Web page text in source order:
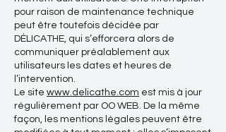
pour raison de maintenance technique
peut être toutefois décidée par
DÉLICATHE, qui s’efforcera alors de
communiquer préalablement aux
utilisateurs les dates et heures de
l’intervention.
Le site www.delicathe.com est mis à jour
régulièrement par OO WEB. De la même
façon, les mentions légales peuvent être